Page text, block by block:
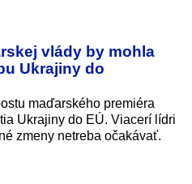
vlády by mohla
Ukrajiny do
maďarského premiéra
Ukrajiny do EÚ. Viacerí lídri
zmeny netreba očakávať.